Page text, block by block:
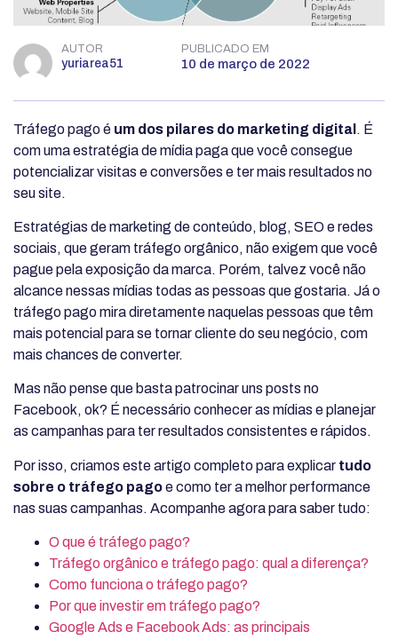
AUTOR
yuriarea51
PUBLICADO EM
10 de março de 2022
Tráfego pago é um dos pilares do marketing digital . É
com uma estratégia de mídia paga que você consegue
potencializar visitas e conversões e ter mais resultados no
seu site.
Estratégias de marketing de conteúdo, blog, SEO e redes
sociais, que geram tráfego orgânico, não exigem que você
pague pela exposição da marca. Porém, talvez você não
alcance nessas mídias todas as pessoas que gostaria. Já o
tráfego pago mira diretamente naquelas pessoas que têm
mais potencial para se tornar cliente do seu negócio, com
mais chances de converter.
Mas não pense que basta patrocinar uns posts no
Facebook, ok? É necessário conhecer as mídias e planejar
as campanhas para ter resultados consistentes e rápidos.
Por isso, criamos este artigo completo para explicar tudo
sobre o tráfego pagoe como ter a melhor performance
nas suas campanhas. Acompanhe agora para saber tudo:
O que é tráfego pago?
Tráfego orgânico e tráfego pago: qual a diferença?
Como funciona o tráfego pago?
Por que investir em tráfego pago?
Google Ads e Facebook Ads: as principais